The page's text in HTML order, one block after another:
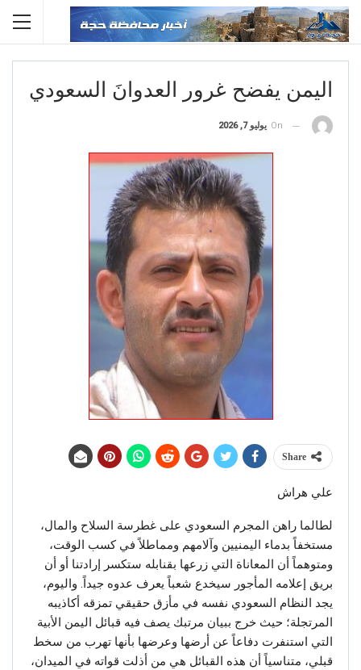
اليمن يفضح غرور العدوانَ السعودي
On يوليو 7, 2026
Share
علي هراش
لطالما راهن المجرم السعودي على غطرسة السلاح والمال،
مستخفاً بدماء اليمنيين وآلامهم ومماطلاً في كسب الوقت،
ومتوهماً أن المعاناة التي زرعها بقنابله ستكسر إرادتنا أو أن
بريق إعلامه المأجور سيخدع شعباً يعرف عدوه جيداً. واليوم،
يجد النظام السعودي نفسه في مأزق حقيقي تمزقه أكاذيبه
المرتجلة؛ حيث خرج ببيان مرتبك يصف فيه قبائل اليمن الأبية
التي استنفرت دفاعاً عن أرضها وعرضها بأنها تهرب من سخط
قبلي، متناسياً أن هذه القبائل هي من أذلت قواته في الميدان،